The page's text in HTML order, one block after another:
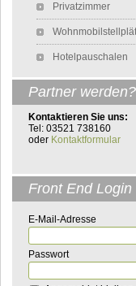
Privatzimmer
Hotelpauschalen
Partner werden?
Kontaktieren Sie uns:
Tel: 03521 738160
oder Kontaktformular
Front End Login
E-Mail-Adresse
Passwort